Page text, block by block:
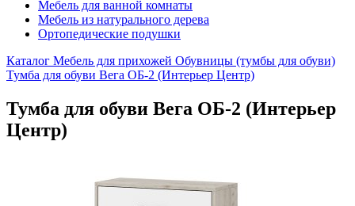
Мебель для ванной комнаты
Мебель из натурального дерева
Ортопедические подушки
Каталог Мебель для прихожей Обувницы (тумбы для обуви)
Тумба для обуви Вега ОБ-2 (Интерьер Центр)
Тумба для обуви Вега ОБ-2 (Интерьер
Центр)